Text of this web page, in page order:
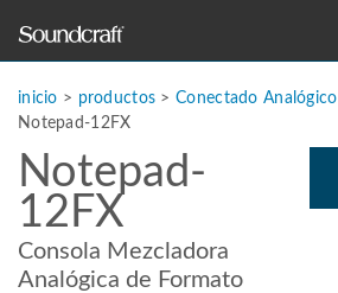
dónde comprar
capacitación
inicio > productos >Conectado Analógico
Notepad-12FX
Notepad-
12FX
Consola Mezcladora
Analógica de Formato